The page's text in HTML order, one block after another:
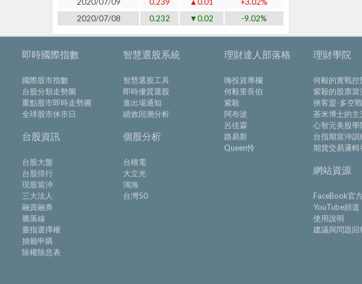
2020/07/08
0.232 ▼0.02 -9.02%
即時國際指數
國際股市指數
台股分類走勢圖
重點股市即時走勢圖
全球股市休市日
台股資訊
台股大盤
台股排行
現股當沖
三大法人
融資融券
騰落線
臺指選擇權
抽籤申購
除權除息表
智慧選股系統
智慧選股工具
即時優質選股
進出場通知
績效回溯分析
個股分析
台積電
大立光
鴻海
台灣50
理財達人部落格
嗨投資專欄
何毅里長伯
紫殺
阿布波
呂佳霖
路易斯
Queen怜
理財學院
何毅的實戰控
紫殺的股票
俠客盟-多空
茶米博士的主
心智元美股學
台指期當沖訓
期貨交易邏輯
網站資源
FaceBook官
YouTube頻道
使用說明
建議與問題回